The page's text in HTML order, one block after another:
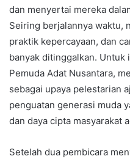
dan menyertai mereka
Seiring berjalannya waktu,
praktik kepercayaan, dan
banyak ditinggalkan. Untuk
Pemuda Adat Nusantara,
sebagai upaya pelestarian
penguatan generasi muda
dan daya cipta masyarakat
Setelah dua pembicara